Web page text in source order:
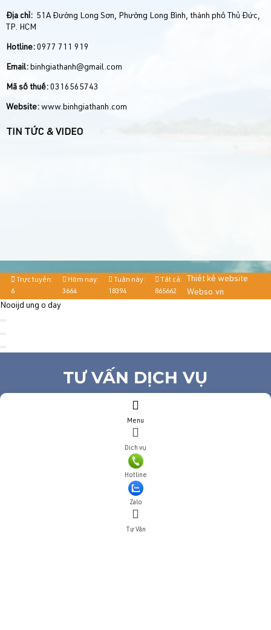
Địa chỉ: 51A Đường Long Sơn, Phường Long Bình, thành phố Thủ Đức,
TP. HCM
Hotline: 0977 711 919
Email: binhgiathanh@gmail.com
Mã số thuế: 0316565743
Website: www.binhgiathanh.com
TIN TỨC & VIDEO
Trực tuyến:
6
Hôm nay:
3664
Tuần này:
18394
Tất cả:
865662
Thiết kế website
Webso.vn
Menu
Dịch vụ
Hotline
Zalo
Tư Vấn
Nooijd ung o day
TƯ VẤN DỊCH VỤ